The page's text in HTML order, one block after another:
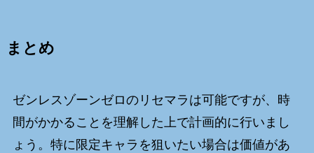
まとめ
ゼンレスゾーンゼロのリセマラは可能ですが、時
間がかかることを理解した上で計画的に行いまし
ょう。特に限定キャラを狙いたい場合は価値があ